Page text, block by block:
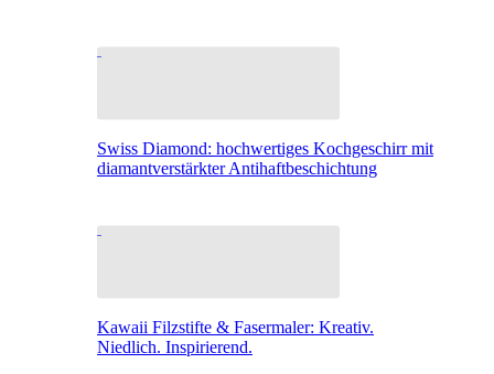
Swiss Diamond: hochwertiges Kochgeschirr mit
diamantverstärkter Antihaftbeschichtung
Kawaii Filzstifte & Fasermaler: Kreativ.
Niedlich. Inspirierend.